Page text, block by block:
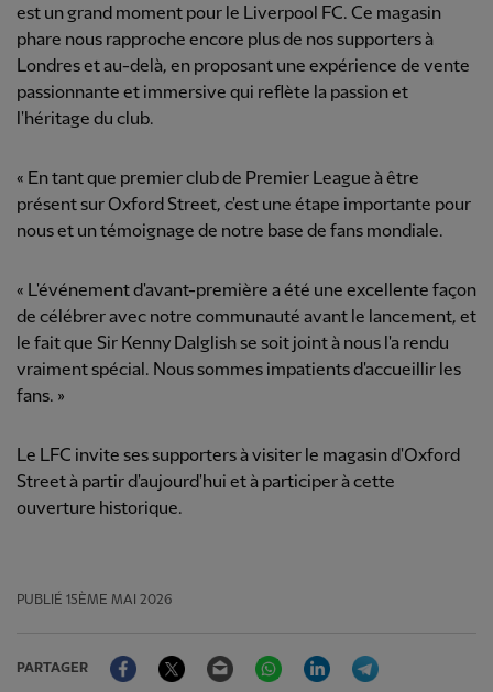
est un grand moment pour le Liverpool FC. Ce magasin
phare nous rapproche encore plus de nos supporters à
Londres et au-delà, en proposant une expérience de vente
passionnante et immersive qui reflète la passion et
l'héritage du club.
« En tant que premier club de Premier League à être
présent sur Oxford Street, c'est une étape importante pour
nous et un témoignage de notre base de fans mondiale.
« L'événement d'avant-première a été une excellente façon
de célébrer avec notre communauté avant le lancement, et
le fait que Sir Kenny Dalglish se soit joint à nous l'a rendu
vraiment spécial. Nous sommes impatients d'accueillir les
fans. »
Le LFC invite ses supporters à visiter le magasin d'Oxford
Street à partir d'aujourd'hui et à participer à cette
ouverture historique.
PUBLIÉ 15ÈME MAI 2026
PARTAGER
FacebookTwitter Email WhatsAppLinkedIn